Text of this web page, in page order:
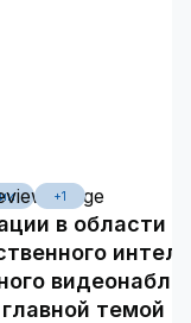
+1
в области
темой